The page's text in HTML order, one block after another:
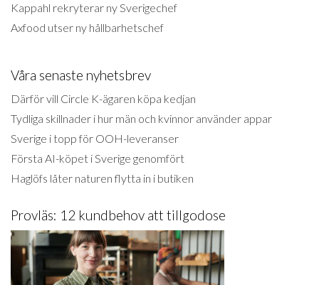
Kappahl rekryterar ny Sverigechef
Axfood utser ny hållbarhetschef
Våra senaste nyhetsbrev
Därför vill Circle K-ägaren köpa kedjan
Tydliga skillnader i hur män och kvinnor använder appar
Sverige i topp för OOH-leveranser
Första AI-köpet i Sverige genomfört
Haglöfs låter naturen flytta in i butiken
Provläs: 12 kundbehov att tillgodose